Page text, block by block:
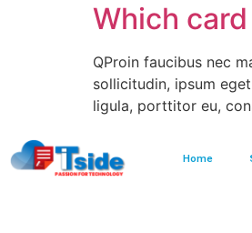
Which
QProin faucibus nec
sollicitudin, ipsum
ligula, porttitor eu,
Home